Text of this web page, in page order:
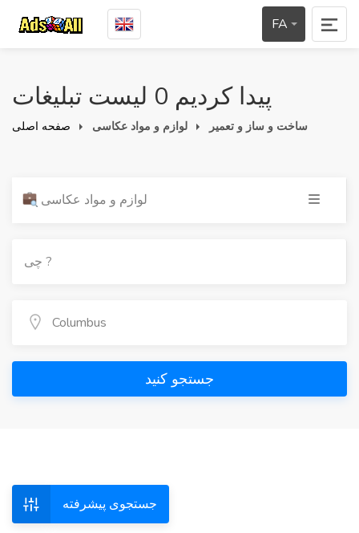
FA
پیدا کردیم 0 لیست تبلیغات
صفحه اصلی لوازم و مواد عکاسی ساخت و ساز و تعمیر
لوازم و مواد عکاسی
جستجو کنید
جستجوی پیشرفته